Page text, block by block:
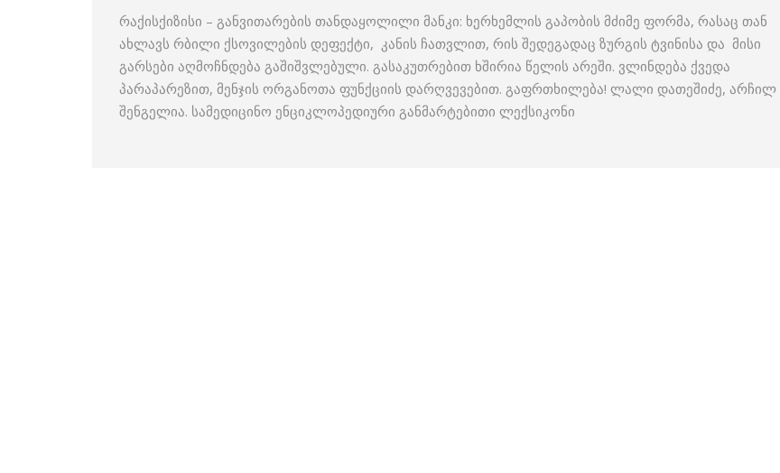
რაქისქიზისი – განვითარების თანდაყოლილი მანკი: ხერხემლის გაპობის მძიმე ფორმა, რასაც თან
ახლავს რბილი ქსოვილების დეფექტი, კანის ჩათვლით, რის შედეგადაც ზურგის ტვინისა და მისი
გარსები აღმოჩნდება გაშიშვლებული. გასაკუთრებით ხშირია წელის არეში. ვლინდება ქვედა
პარაპარეზით, მენჯის ორგანოთა ფუნქციის დარღვევებით. გაფრთხილება! ლალი დათეშიძე, არჩილ
შენგელია. სამედიცინო ენციკლოპედიური განმარტებითი ლექსიკონი